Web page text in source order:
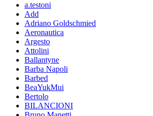
a.testoni
Add
Adriano Goldschmied
Aeronautica
Argesto
Attolini
Ballantyne
Barba Napoli
Barbed
BeaYukMui
Bertolo
BILANCIONI